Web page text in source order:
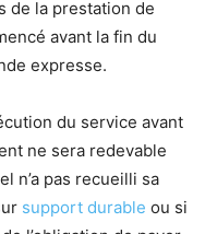
de la prestation de
avant la fin du
expresse.
du service avant
ne sera redevable
n’a pas recueilli sa
support durable ou si